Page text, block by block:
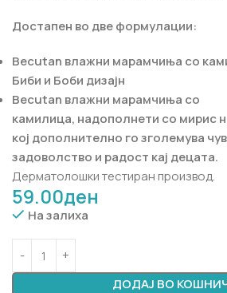
Достапен во две формулации:
Becutan влажни марамчиња со
Биби и Боби дизајн
Becutan влажни марамчиња со
камилица, надополнети со мирис
кој дополнително го зголемува
задоволство и радост кај децата.
Дерматолошки тестиран производ.
59.00ден
На залиха
ДОДАЈ ВО